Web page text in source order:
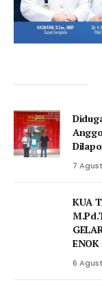
7
KUA
ENOK
6